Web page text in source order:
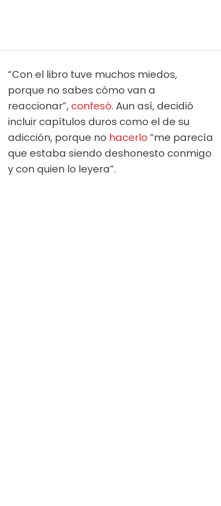
“Con el libro tuve muchos miedos,
porque no sabes cómo van a
reaccionar”, confesó. Aun así, decidió
incluir capítulos duros como el de su
adicción, porque no hacerlo “me parecía
que estaba siendo deshonesto conmigo
y con quien lo leyera”.